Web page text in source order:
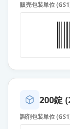
フェブキソス
フェブキソス
新」
販売包装単位
200錠
調剤包装単位